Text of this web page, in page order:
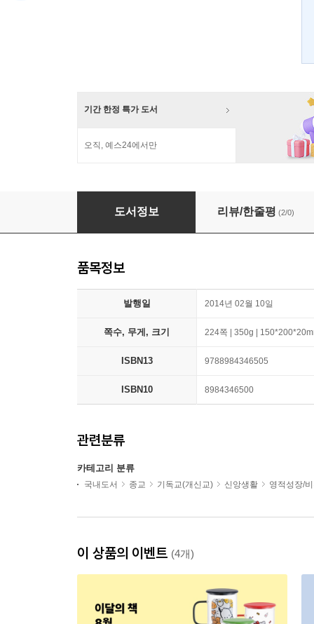
기간 한정 특가 도서
오직, 예스24에서만
엄마 마음, 안녕하십니까?
도서정보 리뷰/한줄평 (2/0)
품목정보
발행일 2014년 02월 10일
쪽수, 무게, 크기 224쪽 | 350g |
ISBN13 9788984346505
ISBN10 8984346500
관련분류
카테고리 분류
국내도서 종교 기독교(개신교) 신앙생활 영적성장/
이 상품의 이벤트 (4개)